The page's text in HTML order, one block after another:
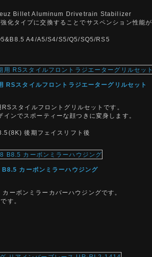
Billet Aluminum Drivetrain Stabilizer
化タイプに交換することでサスペンション性能
A4/A5/S4/S5/Q5/SQ5/RS5
スタイルフロントラジエーターグリルセット
スタイルフロントグリルセットです。
ンでスポーティーな顔つきに変身します。
後期フェイスリフト後
カーボンミラーハウジング
ーボンミラーカバーハウジングです。
す。